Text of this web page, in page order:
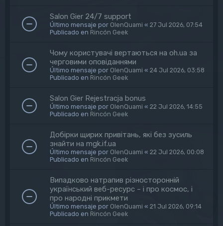
Salon Gier 24/7 support
Último mensaje por OlenQuami « 27 Jul 2026, 07:54
Publicado en Rincón Geek
Чому користувачі вертаються на oh.ua за
черговими оповіданнями
Último mensaje por OlenQuami « 24 Jul 2026, 03:58
Publicado en Rincón Geek
Salon Gier Rejestracja bonus
Último mensaje por OlenQuami « 22 Jul 2026, 14:55
Publicado en Rincón Geek
Добірки щирих привітань, які без зусиль
знайти на mgk.if.ua
Último mensaje por OlenQuami « 22 Jul 2026, 00:08
Publicado en Rincón Geek
Випадково натрапив різносторонній
український веб-ресурс – і про космос, і
про народні прикмети
Último mensaje por OlenQuami « 21 Jul 2026, 09:14
Publicado en Rincón Geek